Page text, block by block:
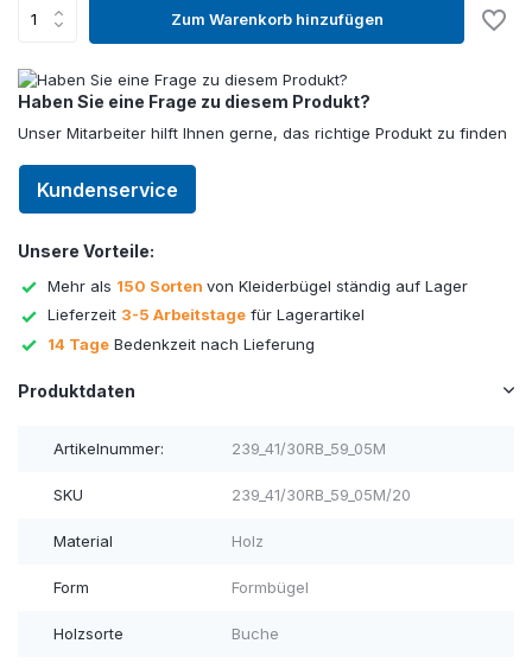
Zum Warenkorb hinzufügen
Haben Sie eine Frage zu diesem Produkt?
Unser Mitarbeiter hilft Ihnen gerne, das richtige Produkt zu finden
Kundenservice
Unsere Vorteile:
Mehr als 150 Sorten von Kleiderbügel ständig auf Lager
Lieferzeit 3-5 Arbeitstage für Lagerartikel
14 Tage Bedenkzeit nach Lieferung
Produktdaten
Artikelnummer: 239_41/30RB_59_05M
SKU 239_41/30RB_59_05M/20
Material Holz
Form Formbügel
Holzsorte Buche